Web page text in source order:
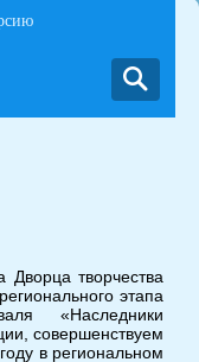
Дворца творчества
этапа
«Наследники
совершенствуем
в региональном